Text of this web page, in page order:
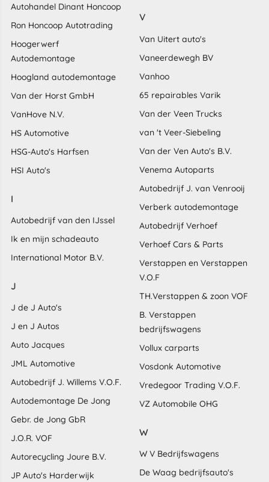
Autohandel Dinant Honcoop
Ron Honcoop Autotrading
Hoogerwerf
Autodemontage
Hoogland autodemontage
Van der Horst GmbH
VanHove N.V.
HS Automotive
HSG-Auto's Harfsen
HSI Auto's
I
Autobedrijf van den IJssel
Ik en mijn schadeauto
International Motor B.V.
J
J de J Auto's
J en J Autos
Auto Jacques
JML Automotive
Autobedrijf J. Willems V.O.F.
Autodemontage De Jong
Gebr. de Jong GbR
J.O.R. VOF
Autorecycling Joure B.V.
JP Auto's Harderwijk
V
Van Uitert auto's
Vaneerdewegh BV
Vanhoo
65 repairables Varik
Van der Veen Trucks
van 't Veer-Siebeling
Van der Ven Auto's B.V.
Venema Autoparts
Autobedrijf J. van Venrooij
Verberk autodemontage
Autobedrijf Verhoef
Verhoef Cars & Parts
Verstappen en Verstappen
V.O.F
TH.Verstappen & zoon VOF
B. Verstappen
bedrijfswagens
Vollux carparts
Vosdonk Automotive
Vredegoor Trading V.O.F.
VZ Automobile OHG
W
W V Bedrijfswagens
De Waag bedrijfsauto's